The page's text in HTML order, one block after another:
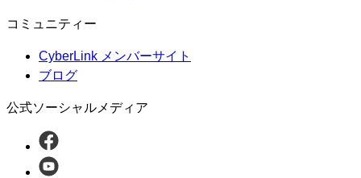
コミュニティー
CyberLink メンバーサイト
ブログ
公式ソーシャルメディア